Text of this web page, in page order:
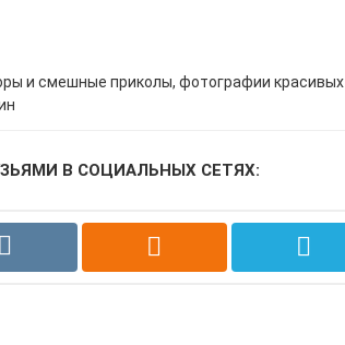
и смешные приколы, фотографии красивых
В СОЦИАЛЬНЫХ СЕТЯХ: